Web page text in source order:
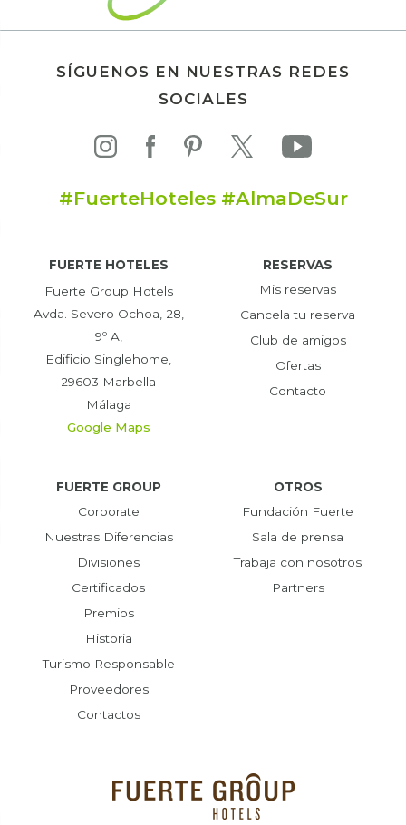
SÍGUENOS EN NUESTRAS REDES
SOCIALES
#FuerteHoteles #AlmaDeSur
FUERTE HOTELES
Fuerte Group Hotels
Avda. Severo Ochoa, 28,
9º A,
Edificio Singlehome,
29603 Marbella
Málaga
Google Maps
RESERVAS
Mis reservas
Cancela tu reserva
Club de amigos
Ofertas
Contacto
FUERTE GROUP
Corporate
Nuestras Diferencias
Divisiones
Certificados
Premios
Historia
Turismo Responsable
Proveedores
Contactos
OTROS
Fundación Fuerte
Sala de prensa
Trabaja con nosotros
Partners